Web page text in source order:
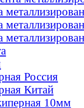
Россия
Китай
10мм